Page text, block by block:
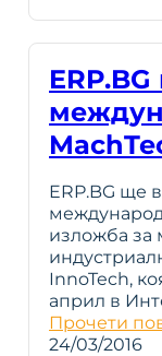
ERP.BG ще
изложба за
InnoTech,
април в
Прочети
24/03/2016